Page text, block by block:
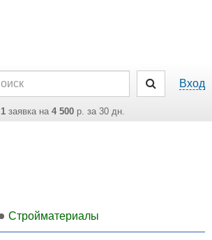
Вход
1заявка на 4 500р. за 30 дн.
Стройматериалы